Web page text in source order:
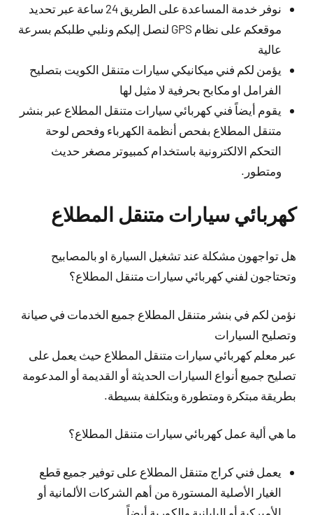
نوفر خدمة المساعدة على الطريق 24 ساعة عبر تحديد
موقعكم على نظام GPS لنصل إليكم ونلبي طلبكم بسرعة
عالية
يؤمن لكم فني ميكانيكي سيارات متنقل الكويت بتصليح
الفرامل او مكابح بحرفية لا مثيل لها
يقوم أيضاً فني كهربائي سيارات متنقل المطلاع عبر بنشر
متنقل المطلاع بفحص أنظمة الكهرباء وفحص لوحة
التحكم الالكترونية باستخدام كمبيوتر مصغر حديث
ومتطور.
كهربائي سيارات متنقل المطلاع
هل تواجهون مشكلة عند تشغيل السيارة او بالمصابيح
وتحتاجون لفني كهربائي سيارات متنقل المطلاع؟
نؤمن لكم في بنشر متنقل المطلاع جميع الخدمات في صيانة
وتصليح السيارات
عبر معلم كهربائي سيارات متنقل المطلاع حيث يعمل على
تصليح جميع أنواع السيارات الحديثة أو القديمة أو المدعومة
بطريقة مبتكرة ومتطورة وبتكلفة بسيطة.
ما هي ألية عمل كهربائي سيارات متنقل المطلاع؟
يعمل فني كراج متنقل المطلاع على توفير جميع قطع
الغيار الأصلية المستورة من أهم الشركات الألمانية أو
الأميركية أو اليابانية والكورية أيضاً.